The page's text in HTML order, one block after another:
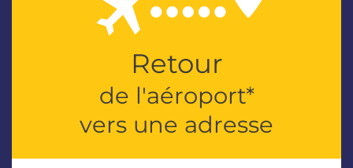
Retour
de l'aéroport*
vers une adresse